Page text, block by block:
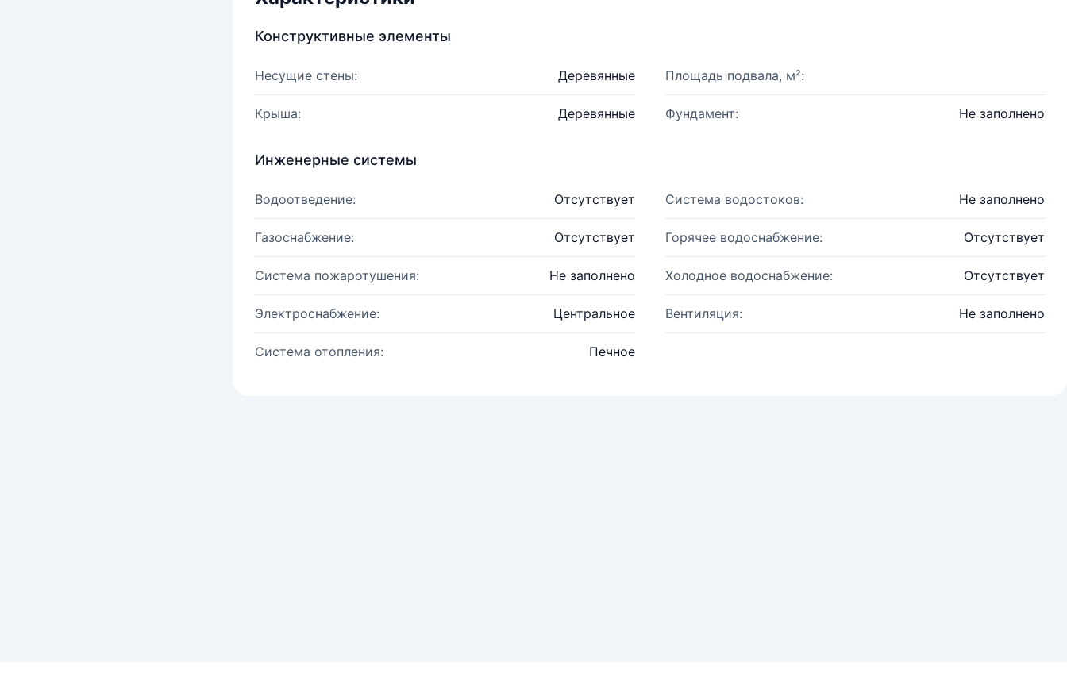
Конструктивные элементы
Несущие стены: Деревянные Площадь подвала, м²:
Крыша: Деревянные Фундамент: Не заполнено
Инженерные системы
Водоотведение: Отсутствует Система водостоков: Не заполнено
Газоснабжение: Отсутствует Горячее водоснабжение: Отсутствует
Система пожаротушения: Не заполнено Холодное водоснабжение: Отсутствует
Электроснабжение: Центральное Вентиляция: Не заполнено
Система отопления: Печное